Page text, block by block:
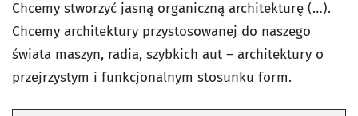
Chcemy stworzyć jasną organiczną architekturę (…).
Chcemy architektury przystosowanej do naszego
świata maszyn, radia, szybkich aut – architektury o
przejrzystym i funkcjonalnym stosunku form.